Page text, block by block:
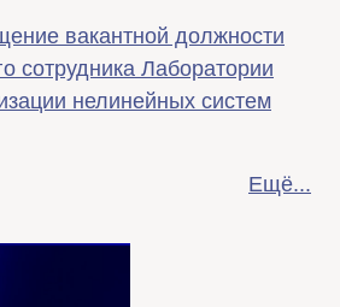
вакантной должности
сотрудника Лаборатории
нелинейных систем
Ещё...